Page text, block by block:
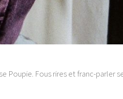
Poupie. Fous rires et franc-parler